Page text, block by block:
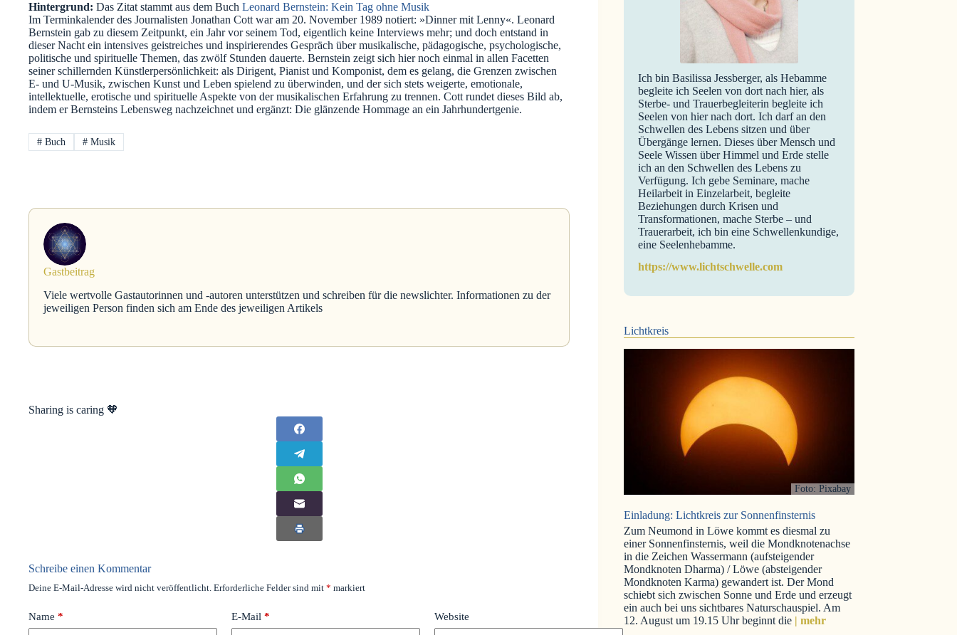
Hintergrund: Das Zitat stammt aus dem Buch Leonard Bernstein: Kein Tag ohne Musik
Im Terminkalender des Journalisten Jonathan Cott war am 20. November 1989 notiert: »Dinner mit Lenny«. Leonard
Bernstein gab zu diesem Zeitpunkt, ein Jahr vor seinem Tod, eigentlich keine Interviews mehr; und doch entstand in
dieser Nacht ein intensives geistreiches und inspirierendes Gespräch über musikalische, pädagogische, psychologische,
politische und spirituelle Themen, das zwölf Stunden dauerte. Bernstein zeigt sich hier noch einmal in allen Facetten
seiner schillernden Künstlerpersönlichkeit: als Dirigent, Pianist und Komponist, dem es gelang, die Grenzen zwischen
E- und U-Musik, zwischen Kunst und Leben spielend zu überwinden, und der sich stets weigerte, emotionale,
intellektuelle, erotische und spirituelle Aspekte von der musikalischen Erfahrung zu trennen. Cott rundet dieses Bild ab,
indem er Bernsteins Lebensweg nachzeichnet und ergänzt: Die glänzende Hommage an ein Jahrhundertgenie.
#Buch #Musik
Sharing is caring 🧡
Gastbeitrag
Viele wertvolle Gastautorinnen und -autoren unterstützen und schreiben für die newslichter. Informationen zu der
jeweiligen Person finden sich am Ende des jeweiligen Artikels
Schreibe einen Kommentar
Deine E-Mail-Adresse wird nicht veröffentlicht. Erforderliche Felder sind mit * markiert
Name * E-Mail * Website
Ich bin Basilissa Jessberger, als Hebamme
begleite ich Seelen von dort nach hier, als
Sterbe- und Trauerbegleiterin begleite ich
Seelen von hier nach dort. Ich darf an den
Schwellen des Lebens sitzen und über
Übergänge lernen. Dieses über Mensch und
Seele Wissen über Himmel und Erde stelle
ich an den Schwellen des Lebens zu
Verfügung. Ich gebe Seminare, mache
Heilarbeit in Einzelarbeit, begleite
Beziehungen durch Krisen und
Transformationen, mache Sterbe – und
Trauerarbeit, ich bin eine Schwellenkundige,
eine Seelenhebamme.
https://www.lichtschwelle.com
Lichtkreis
Foto: Pixabay
Einladung: Lichtkreis zur Sonnenfinsternis
Zum Neumond in Löwe kommt es diesmal zu
einer Sonnenfinsternis, weil die Mondknotenachse
in die Zeichen Wassermann (aufsteigender
Mondknoten Dharma) / Löwe (absteigender
Mondknoten Karma) gewandert ist. Der Mond
schiebt sich zwischen Sonne und Erde und erzeugt
ein auch bei uns sichtbares Naturschauspiel. Am
12. August um 19.15 Uhr beginnt die | mehr